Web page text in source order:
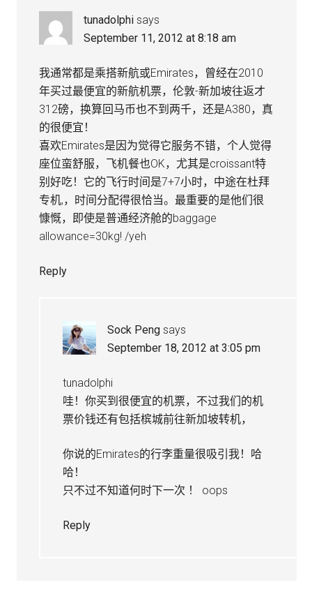
tunadolphi says
September 11, 2012 at 8:18 am
我通常都是乘搭新航或Emirates，曾经在2010
年买过最便宜的新航机票，伦敦-新加坡往返才
312磅，换算回马币也不到两千，还是A380，真
的很便宜！
喜欢Emirates是因为觉得它服务不错，个人觉得
座位蛮舒服，飞机餐也OK，尤其是croissant特
别好吃！它的飞行时间是7+7小时，中途在杜拜
专机,，时间分配得很恰当。最重要的是他们很
慷慨，即使是普通经济舱的baggage
allowance=30kg! /yeh
Reply
Sock Peng says
September 18, 2012 at 3:05 pm
tunadolphi
哇！你买到很便宜的机票，不过我们的机
票价钱还有包括槟城前往新加坡转机，
你说的Emirates的行李重量很吸引我！哈
哈！
只不过不知道何时下一次 ！ oops
Reply